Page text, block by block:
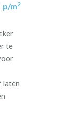
p/m2
te
laten